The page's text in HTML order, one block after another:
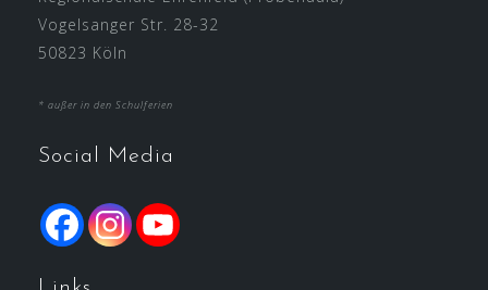
Vogelsanger Str. 28-32
50823 Köln
* außer in den Schulferien
Social Media